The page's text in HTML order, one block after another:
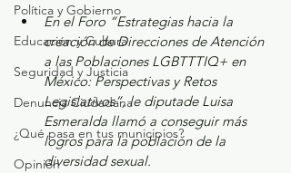
Política y Gobierno
Educación y Cultura
Seguridad y Justicia
Denuncia Ciudadana
¿Qué pasa en tus municipios?
Opinión
En el Foro “Estrategias hacia la
creación de Direcciones de Atención
a las Poblaciones LGBTTTIQ+ en
México: Perspectivas y Retos
Legislativos”, le diputade Luisa
Esmeralda llamó a conseguir más
logros para la población de la
diversidad sexual.